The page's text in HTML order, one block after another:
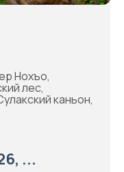
Нохъо,
лес,
каньон,
...